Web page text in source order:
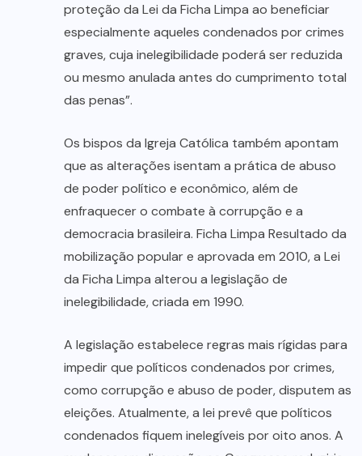
proteção da Lei da Ficha Limpa ao beneficiar
especialmente aqueles condenados por crimes
graves, cuja inelegibilidade poderá ser reduzida
ou mesmo anulada antes do cumprimento total
das penas”.
Os bispos da Igreja Católica também apontam
que as alterações isentam a prática de abuso
de poder político e econômico, além de
enfraquecer o combate à corrupção e a
democracia brasileira. Ficha Limpa Resultado da
mobilização popular e aprovada em 2010, a Lei
da Ficha Limpa alterou a legislação de
inelegibilidade, criada em 1990.
A legislação estabelece regras mais rígidas para
impedir que políticos condenados por crimes,
como corrupção e abuso de poder, disputem as
eleições. Atualmente, a lei prevê que políticos
condenados fiquem inelegíveis por oito anos. A